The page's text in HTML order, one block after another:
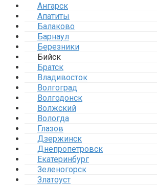
Ангарск
Апатиты
Балаково
Барнаул
Березники
Бийск
Братск
Владивосток
Волгоград
Волгодонск
Волжский
Вологда
Глазов
Дзержинск
Днепропетровск
Екатеринбург
Зеленогорск
Златоуст